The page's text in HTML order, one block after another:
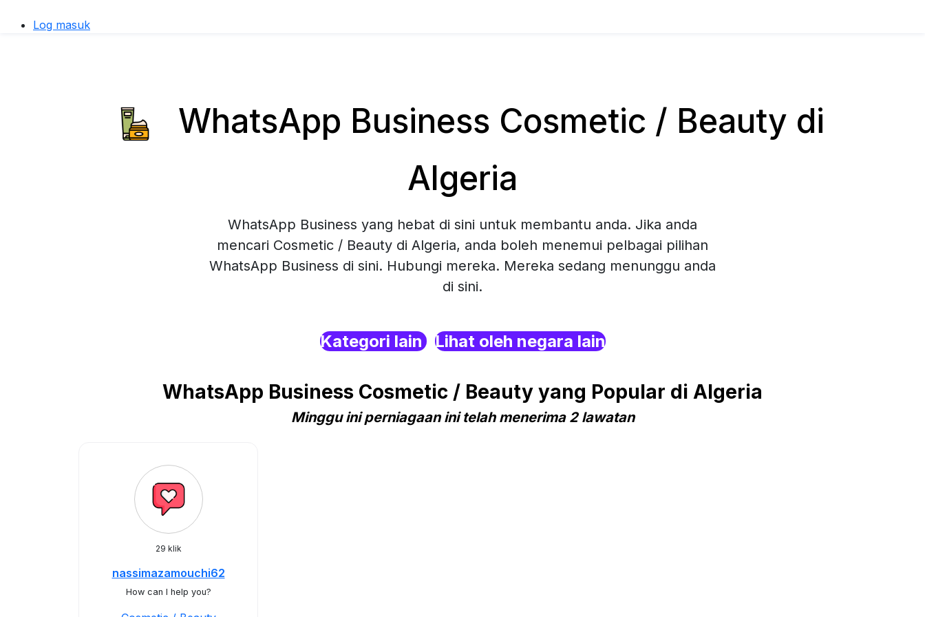
Log masuk
WhatsApp Business Cosmetic / Beauty di
Algeria
WhatsApp Business yang hebat di sini untuk membantu anda. Jika anda
mencari Cosmetic / Beauty di Algeria, anda boleh menemui pelbagai pilihan
WhatsApp Business di sini. Hubungi mereka. Mereka sedang menunggu anda
di sini.
Kategori lain Lihat oleh negara lain
WhatsApp Business Cosmetic / Beauty yang Popular di Algeria
Minggu ini perniagaan ini telah menerima 2 lawatan
29 klik
nassimazamouchi62
How can I help you?